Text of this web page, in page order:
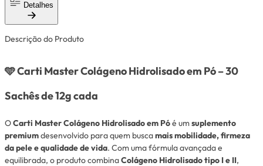
Detalhes
Descrição do Produto
🩵Carti Master Colágeno Hidrolisado em Pó – 30
Sachês de 12g cada
OCarti Master Colágeno Hidrolisado em Póé umsuplemento
premiumdesenvolvido para quem buscamais mobilidade, firmeza
da pele e qualidade de vida. Com uma fórmula avançada e
equilibrada, o produto combinaColágeno Hidrolisado tipo I e II,